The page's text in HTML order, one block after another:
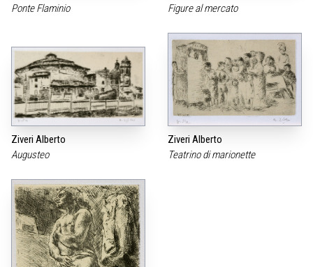
Ponte Flaminio
Figure al mercato
Ziveri Alberto
Augusteo
Ziveri Alberto
Teatrino di marionette